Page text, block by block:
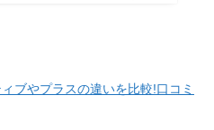
ブやプラスの違いを比較!口コミ